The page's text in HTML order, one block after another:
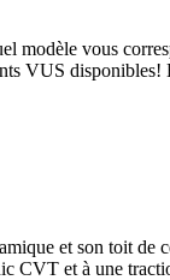
modèle vous
VUS disponibles!
et son toit de
CVT et à une